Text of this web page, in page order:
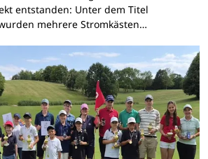
entstanden: Unter dem Titel
mehrere Stromkästen…